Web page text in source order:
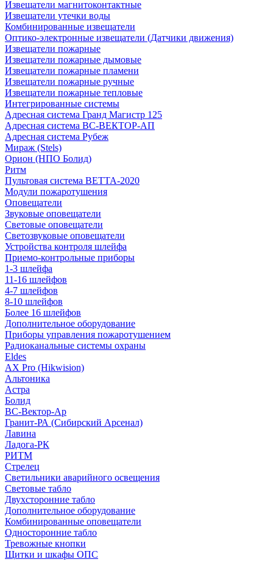
Извещатели магнитоконтактные
Извещатели утечки воды
Комбинированные извещатели
Оптико-электронные извещатели (Датчики движения)
Извещатели пожарные
Извещатели пожарные дымовые
Извещатели пожарные пламени
Извещатели пожарные ручные
Извещатели пожарные тепловые
Интегрированные системы
Адресная система Гранд Магистр 125
Адресная система ВС-ВЕКТОР-АП
Адресная система Рубеж
Мираж (Stels)
Орион (НПО Болид)
Ритм
Пультовая система ВЕТТА-2020
Модули пожаротушения
Оповещатели
Звуковые оповещатели
Световые оповещатели
Светозвуковые оповещатели
Устройства контроля шлейфа
Приемо-контрольные приборы
1-3 шлейфа
11-16 шлейфов
4-7 шлейфов
8-10 шлейфов
Более 16 шлейфов
Дополнительное оборудование
Приборы управления пожаротушением
Радиоканальные системы охраны
Eldes
AX Pro (Hikwision)
Альтоника
Астра
Болид
ВС-Вектор-Ар
Гранит-РА (Сибирский Арсенал)
Лавина
Ладога-РК
РИТМ
Стрелец
Светильники аварийного освещения
Световые табло
Двухсторонние табло
Дополнительное оборудование
Комбинированные оповещатели
Односторонние табло
Тревожные кнопки
Щитки и шкафы ОПС